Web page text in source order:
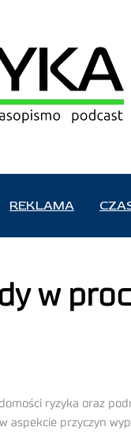
REKLAMA
w
ryzyka oraz
przyczyn